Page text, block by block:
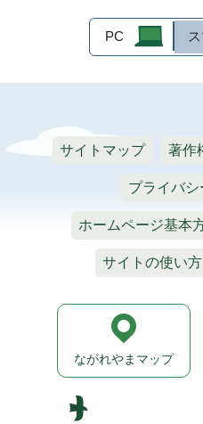
PC
サイトマップ 著作
プライバ
ホームページ基本
サイトの使い方
ながれやまマップ